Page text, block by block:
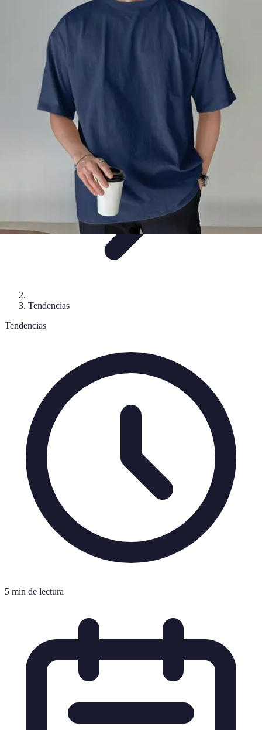
Abrigos y Chaquetas
Consejos de
Estilos y Atuendos
Moda Hombre
Tendencias
Tendencias
5 min de lectura